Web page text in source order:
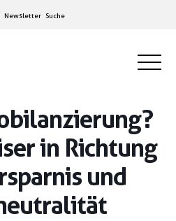
Newsletter Suche
in Richtung
und